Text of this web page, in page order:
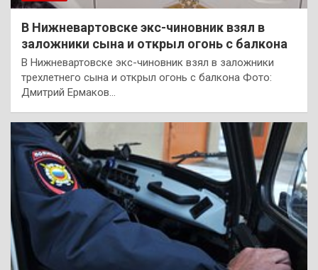
В Нижневартовске экс-чиновник взял в
заложники сына и открыл огонь с балкона
В Нижневартовске экс-чиновник взял в заложники
трехлетнего сына и открыл огонь с балкона Фото:
Дмитрий Ермаков…